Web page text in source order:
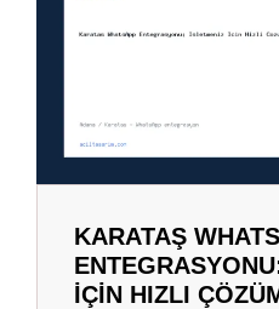
KARATAŞ
İÇIN HIZLI